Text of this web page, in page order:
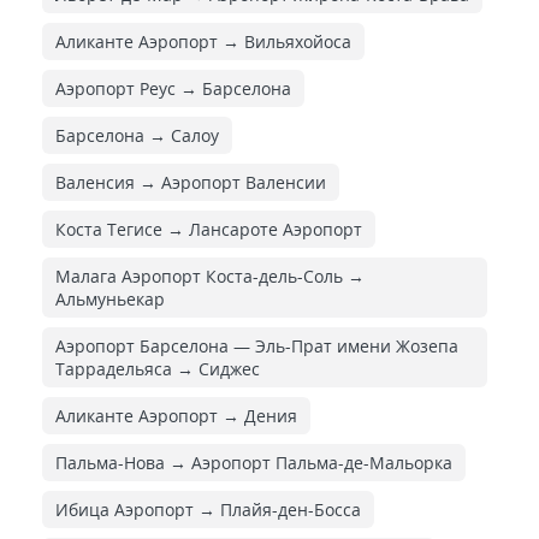
Аликанте Аэропорт → Вильяхойоса
Аэропорт Реус → Барселона
Барселона → Салоу
Валенсия → Аэропорт Валенсии
Коста Тегисе → Лансароте Аэропорт
Малага Аэропорт Коста-дель-Соль →
Альмуньекар
Аэропорт Барселона — Эль-Прат имени Жозепа
Таррадельяса → Сиджес
Аликанте Аэропорт → Дения
Пальма-Нова → Аэропорт Пальма-де-Мальорка
Ибица Аэропорт → Плайя-ден-Босса